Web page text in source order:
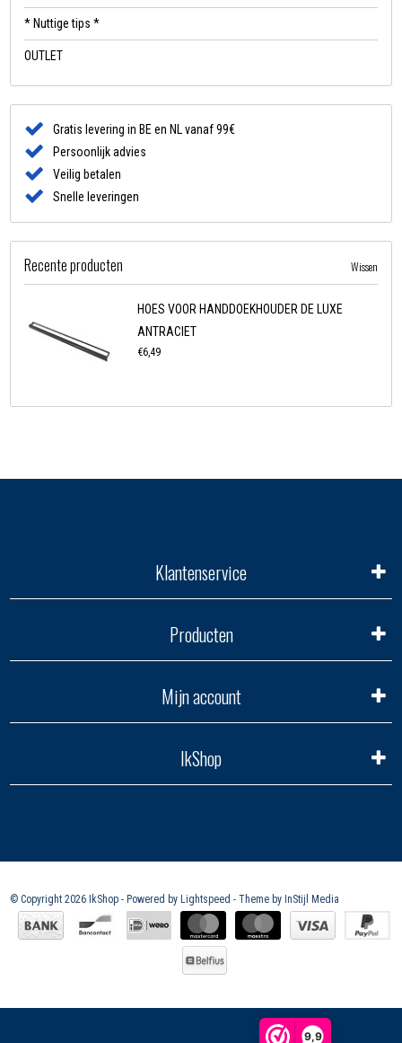
9,9
* Nuttige tips *
OUTLET
Gratis levering in BE en NL vanaf 99€
Persoonlijk advies
Veilig betalen
Snelle leveringen
Recente producten Wissen
HOES VOOR HANDDOEKHOUDER DE LUXE
ANTRACIET
€6,49
Klantenservice
Producten
Mijn account
IkShop
© Copyright 2026 IkShop - Powered by Lightspeed - Theme by InStijl Media